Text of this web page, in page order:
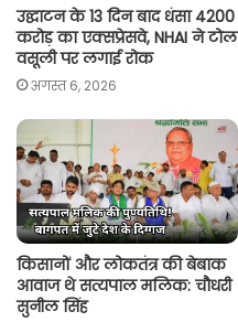
उद्घाटन के 13 दिन बाद धंसा 4200
करोड़ का एक्सप्रेसवे, NHAI ने टोल
वसूली पर लगाई रोक
अगस्त 6, 2026
किसानों और लोकतंत्र की बेबाक
आवाज थे सत्यपाल मलिक: चौधरी
सुनील सिंह